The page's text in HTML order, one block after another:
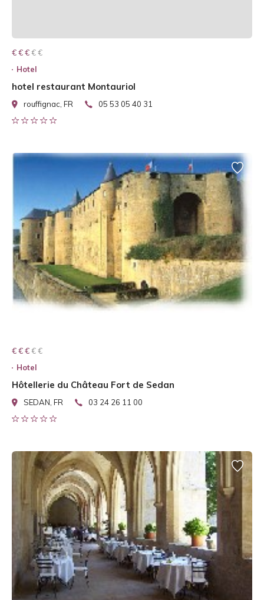
€ € € € €
€ € €
Hotel
hotel restaurant Montauriol
rouffignac, FR 05 53 05 40 31
€ € € € €
€ € €
Hotel
Hôtellerie du Château Fort de Sedan
SEDAN, FR 03 24 26 11 00